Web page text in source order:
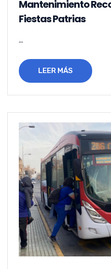
Mantenimiento
Fiestas Patrias
...
LEER MÁS